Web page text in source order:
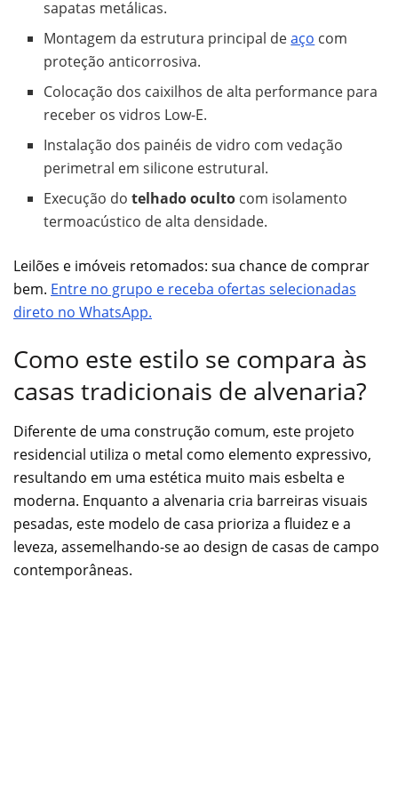
sapatas metálicas.
Montagem da estrutura principal deaço com
proteção anticorrosiva.
Colocação dos caixilhos de alta performance para
receber os vidros Low-E.
Instalação dos painéis de vidro com vedação
perimetral em silicone estrutural.
Execução dotelhado oculto com isolamento
termoacústico de alta densidade.
Leilões e imóveis retomados: sua chance de comprar
bem. Entre no grupo e receba ofertas selecionadas
direto no WhatsApp.
Como este estilo se compara às
casas tradicionais de alvenaria?
Diferente de uma construção comum, este projeto
residencial utiliza o metal como elemento expressivo,
resultando em uma estética muito mais esbelta e
moderna. Enquanto a alvenaria cria barreiras visuais
pesadas, este modelo de casa prioriza a fluidez e a
leveza, assemelhando-se ao design de casas de campo
contemporâneas.